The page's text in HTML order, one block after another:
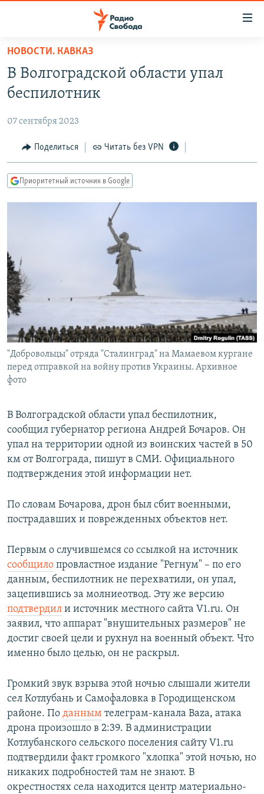
упрощенного
доступа
Вернуться
основному
Вернутся
главной
навигации
Вернутся
ПОДКАСТЫ
ЦИТАТЫ СВОБОДЫ
МНЕНИЯ
IDEL.РЕАЛИИ
СИБИРЬ.РЕАЛИИ
РАСПИСАНИЕ ВЕЩАНИЯ
ПОДПИШИТЕСЬ НА РАССЫЛКУ
СОЦИАЛЬНЫЕ СЕТИ
Все сайты РСЕ/РС
НОВОСТИ. КАВКАЗ
В Волгоградской области упал
беспилотник
07 сентября 2023
Поделиться Читать без VPN
Приоритетный источник в Google
"Добровольцы" отряда "Сталинград" на Мамаевом кургане
перед отправкой на войну против Украины. Архивное
фото
В Волгоградской области упал беспилотник,
сообщил губернатор региона Андрей Бочаров. Он
упал на территории одной из воинских частей в 50
км от Волгограда, пишут в СМИ. Официального
подтверждения этой информации нет.
По словам Бочарова, дрон был сбит военными,
пострадавших и поврежденных объектов нет.
Первым о случившемся со ссылкой на источник
сообщило провластное издание "Регнум" – по его
данным, беспилотник не перехватили, он упал,
зацепившись за молниеотвод. Эту же версию
подтвердил и источник местного сайта V1.ru. Он
заявил, что аппарат "внушительных размеров" не
достиг своей цели и рухнул на военный объект. Что
именно было целью, он не раскрыл.
Громкий звук взрыва этой ночью слышали жители
сел Котлубань и Самофаловка в Городищенском
районе. По данным телеграм-канала Baza, атака
дрона произошло в 2:39. В администрации
Котлубанского сельского поселения сайту V1.ru
подтвердили факт громкого "хлопка" этой ночью, но
никаких подробностей там не знают. В
окрестностях села находится центр материально-